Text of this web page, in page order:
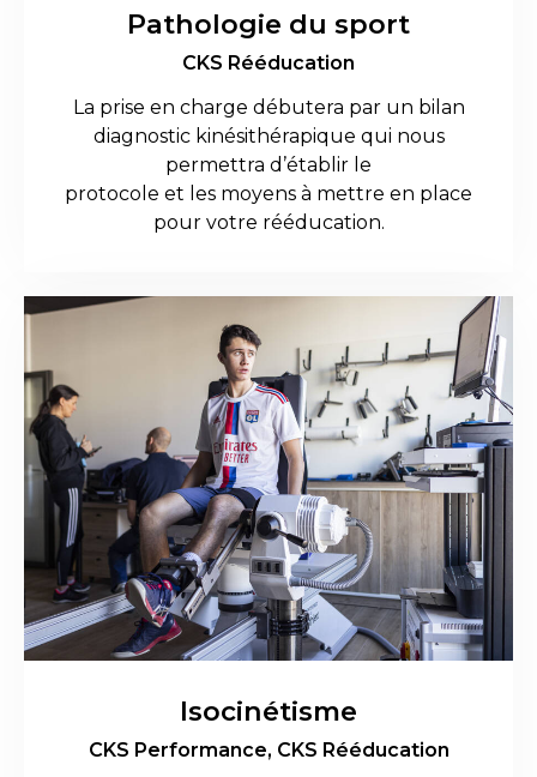
Pathologie du sport
CKS Rééducation
La prise en charge débutera par un bilan
diagnostic kinésithérapique qui nous
permettra d’établir le
protocole et les moyens à mettre en place
pour votre rééducation.
Isocinétisme
CKS Performance, CKS Rééducation